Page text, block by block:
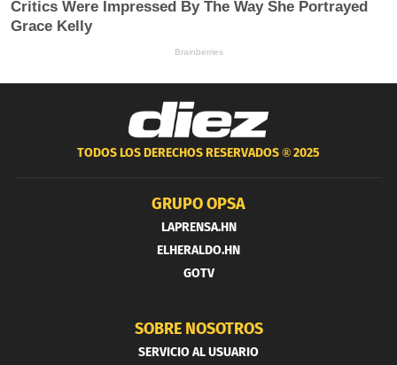
TODOS LOS DERECHOS RESERVADOS ®2025
GRUPO OPSA
LAPRENSA.HN
ELHERALDO.HN
GOTV
SOBRE NOSOTROS
SERVICIO AL USUARIO